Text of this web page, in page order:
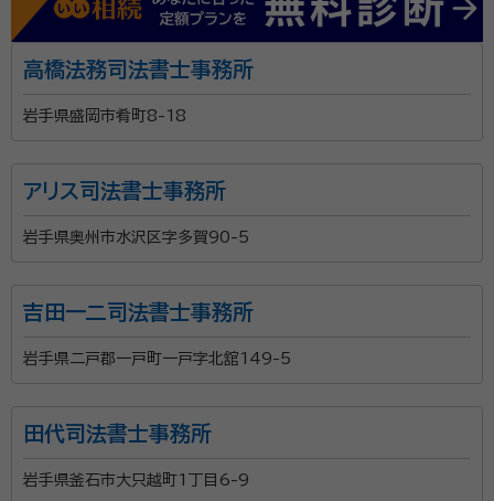
高橋法務司法書士事務所
岩手県盛岡市肴町8-18
アリス司法書士事務所
岩手県奥州市水沢区字多賀90-5
吉田一二司法書士事務所
岩手県二戸郡一戸町一戸字北舘149-5
田代司法書士事務所
岩手県釜石市大只越町1丁目6-9